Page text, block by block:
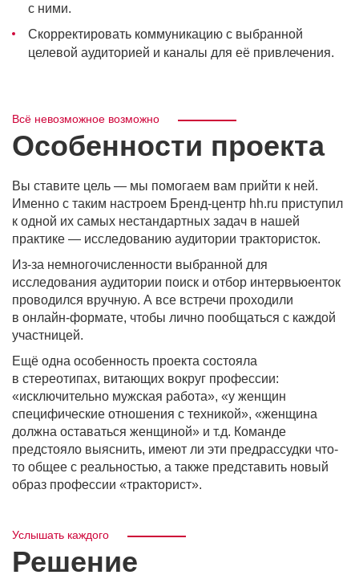
с ними.
Скорректировать коммуникацию с выбранной
целевой аудиторией и каналы для её привлечения.
Всё невозможное возможно
Особенности проекта
Вы ставите цель — мы помогаем вам прийти к ней.
Именно с таким настроем Бренд-центр hh.ru приступил
к одной их самых нестандартных задач в нашей
практике — исследованию аудитории трактористок.
Из-за немногочисленности выбранной для
исследования аудитории поиск и отбор интервьюенток
проводился вручную. А все встречи проходили
в онлайн-формате, чтобы лично пообщаться с каждой
участницей.
Ещё одна особенность проекта состояла
в стереотипах, витающих вокруг профессии:
«исключительно мужская работа», «у женщин
специфические отношения с техникой», «женщина
должна оставаться женщиной» и т.д. Команде
предстояло выяснить, имеют ли эти предрассудки что-
то общее с реальностью, а также представить новый
образ профессии «тракторист».
Услышать каждого
Решение